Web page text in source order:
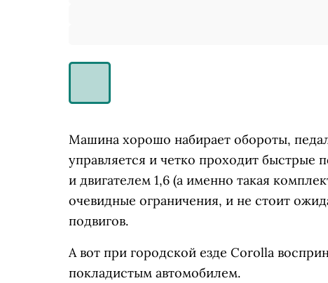
Машина хорошо набирает обороты,
управляется и четко проходит быстрые
и двигателем 1,6 (а именно такая
очевидные ограничения, и не стоит
подвигов.
А вот при городской езде Corolla
покладистым автомобилем.